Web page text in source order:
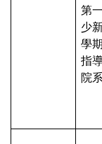
第
少
學
指
院